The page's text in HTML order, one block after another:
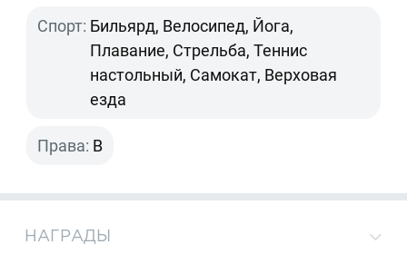
Спорт: Бильярд, Велосипед, Йога,
Плавание, Стрельба, Теннис
настольный, Самокат, Верховая
езда
Права: B
НАГРАДЫ